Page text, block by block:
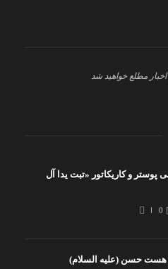
مطلع خواهید شد
پوستر و کاریکاتور «تبت یدا آل
0
هست حسن (علیه السلام)